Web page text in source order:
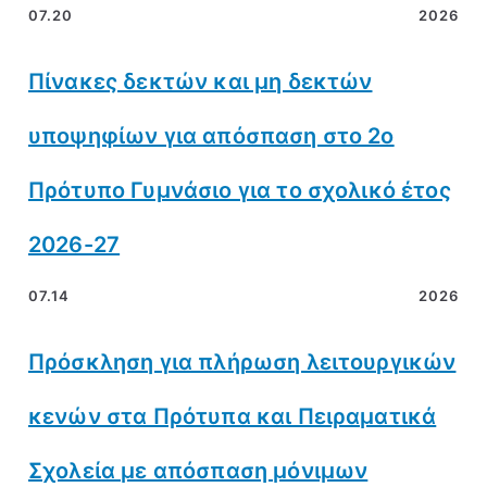
07.20 2026
Πίνακες δεκτών και μη δεκτών
υποψηφίων για απόσπαση στο 2ο
Πρότυπο Γυμνάσιο για το σχολικό έτος
2026-27
07.14 2026
Πρόσκληση για πλήρωση λειτουργικών
κενών στα Πρότυπα και Πειραματικά
Σχολεία με απόσπαση μόνιμων